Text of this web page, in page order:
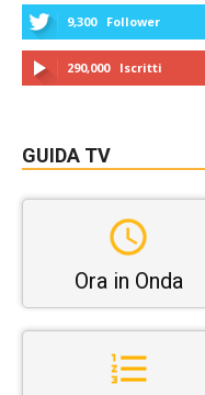
9,300 Follower
290,000 Iscritti
GUIDA TV
Ora in Onda